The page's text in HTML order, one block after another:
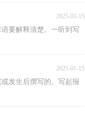
2025-01-15
要解释清楚。一听到写
2025-01-15
发生后撰写的。写起报